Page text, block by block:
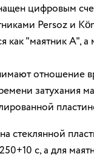
цифровым
Persoz и
как "маятник А",
отношение
затухания
стеклянной
с, а для